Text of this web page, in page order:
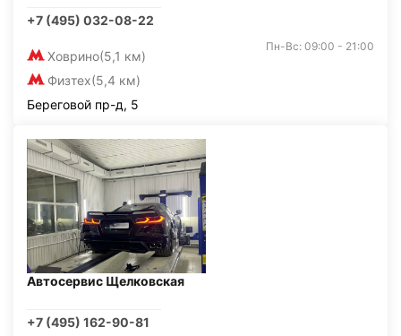
+7 (495) 032-08-22
Ховрино(5,1 км)
Физтех(5,4 км)
Пн-Вс: 09:00 - 21:00
Береговой пр-д, 5
Автосервис Щелковская
+7 (495) 162-90-81